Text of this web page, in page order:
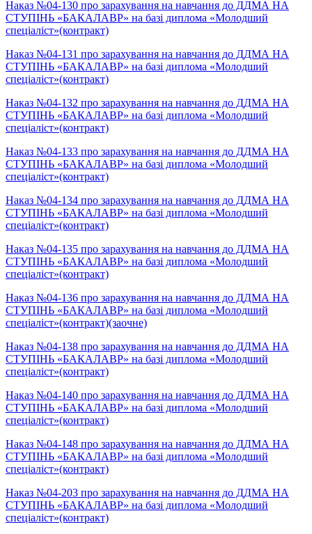
Наказ №04-130 про зарахування на навчання до ДДМА НА
СТУПІНЬ «БАКАЛАВР» на базі диплома «Молодший
спеціаліст»(контракт)
Наказ №04-131 про зарахування на навчання до ДДМА НА
СТУПІНЬ «БАКАЛАВР» на базі диплома «Молодший
спеціаліст»(контракт)
Наказ №04-132 про зарахування на навчання до ДДМА НА
СТУПІНЬ «БАКАЛАВР» на базі диплома «Молодший
спеціаліст»(контракт)
Наказ №04-133 про зарахування на навчання до ДДМА НА
СТУПІНЬ «БАКАЛАВР» на базі диплома «Молодший
спеціаліст»(контракт)
Наказ №04-134 про зарахування на навчання до ДДМА НА
СТУПІНЬ «БАКАЛАВР» на базі диплома «Молодший
спеціаліст»(контракт)
Наказ №04-135 про зарахування на навчання до ДДМА НА
СТУПІНЬ «БАКАЛАВР» на базі диплома «Молодший
спеціаліст»(контракт)
Наказ №04-136 про зарахування на навчання до ДДМА НА
СТУПІНЬ «БАКАЛАВР» на базі диплома «Молодший
спеціаліст»(контракт)(заочне)
Наказ №04-138 про зарахування на навчання до ДДМА НА
СТУПІНЬ «БАКАЛАВР» на базі диплома «Молодший
спеціаліст»(контракт)
Наказ №04-140 про зарахування на навчання до ДДМА НА
СТУПІНЬ «БАКАЛАВР» на базі диплома «Молодший
спеціаліст»(контракт)
Наказ №04-148 про зарахування на навчання до ДДМА НА
СТУПІНЬ «БАКАЛАВР» на базі диплома «Молодший
спеціаліст»(контракт)
Наказ №04-203 про зарахування на навчання до ДДМА НА
СТУПІНЬ «БАКАЛАВР» на базі диплома «Молодший
спеціаліст»(контракт)